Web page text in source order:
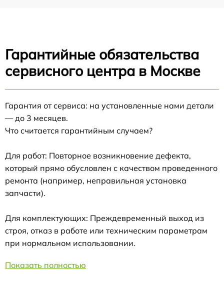
Гарантийные обязательства
сервисного центра в Москве
Гарантия от сервиса: на установленные нами детали
— до 3 месяцев.
Что считается гарантийным случаем?
Для работ: Повторное возникновение дефекта,
который прямо обусловлен с качеством проведенного
ремонта (например, неправильная установка
запчасти).
Для комплектующих: Преждевременный выход из
строя, отказ в работе или техническим параметрам
при нормальном использовании.
Показать полностью